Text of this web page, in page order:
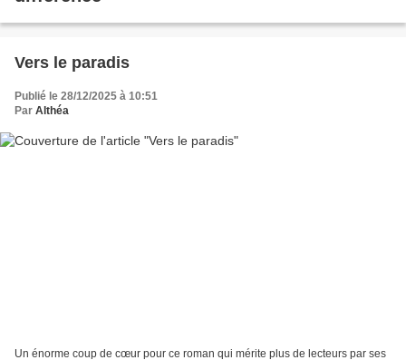
Vers le paradis
Publié le 28/12/2025 à 10:51
Par Althéa
Un énorme coup de cœur pour ce roman qui mérite plus de lecteurs par ses